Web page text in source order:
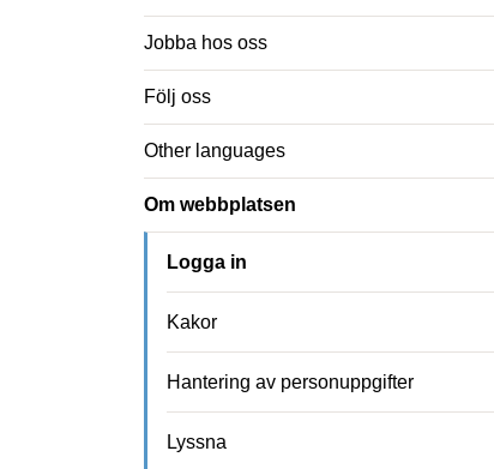
Jobba hos oss
Följ oss
Other languages
Om webbplatsen
Logga in
Kakor
Hantering av personuppgifter
Lyssna